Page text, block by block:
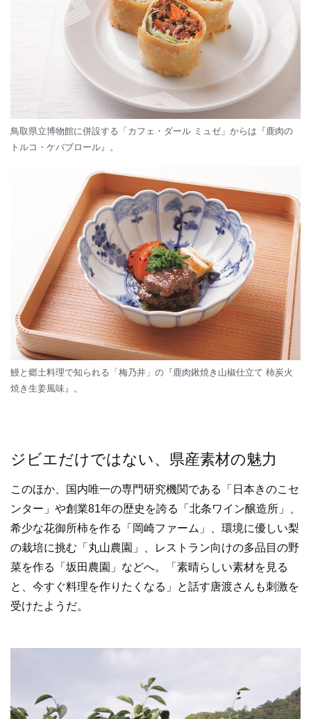
鳥取県立博物館に併設する「カフェ・ダール ミュゼ」からは『鹿肉の
トルコ・ケバブロール』。
鰻と郷土料理で知られる「梅乃井」の『鹿肉鍬焼き山椒仕立て 柿炭火
焼き生姜風味』。
ジビエだけではない、県産素材の魅力
このほか、国内唯一の専門研究機関である「日本きのこセ
ンター」や創業81年の歴史を誇る「北条ワイン醸造所」、
希少な花御所柿を作る「岡崎ファーム」、環境に優しい梨
の栽培に挑む「丸山農園」、レストラン向けの多品目の野
菜を作る「坂田農園」などへ。「素晴らしい素材を見る
と、今すぐ料理を作りたくなる」と話す唐渡さんも刺激を
受けたようだ。